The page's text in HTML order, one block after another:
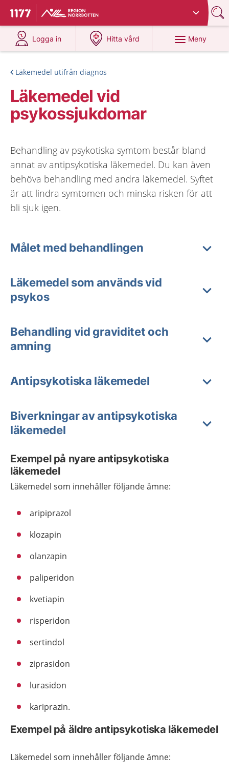
Till startsidan för 1177
Du har valt region
Logga in
på 1177.se
Hitta vård
på 1177.se
Meny
Läkemedel utifrån diagnos
Läkemedel vid
psykossjukdomar
Behandling av psykotiska symtom består bland
annat av antipsykotiska läkemedel. Du kan även
behöva behandling med andra läkemedel. Syftet
är att lindra symtomen och minska risken för att
bli sjuk igen.
Målet med behandlingen
Läkemedel som används vid
psykos
Behandling vid graviditet och
amning
Antipsykotiska läkemedel
Biverkningar av antipsykotiska
läkemedel
Exempel på nyare antipsykotiska
läkemedel
Läkemedel som innehåller följande ämne:
aripiprazol
klozapin
olanzapin
paliperidon
kvetiapin
risperidon
sertindol
ziprasidon
lurasidon
kariprazin.
Exempel på äldre antipsykotiska läkemedel
Läkemedel som innehåller följande ämne: